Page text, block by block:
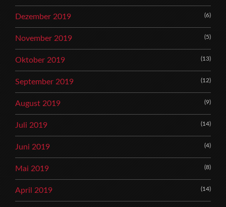
Dezember 2019 (6)
November 2019 (5)
Oktober 2019 (13)
September 2019 (12)
August 2019 (9)
Juli 2019 (14)
Juni 2019 (4)
Mai 2019 (8)
April 2019 (14)